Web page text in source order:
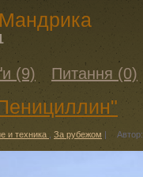
(9) Питання (0)
и техника За рубежом | Автор: